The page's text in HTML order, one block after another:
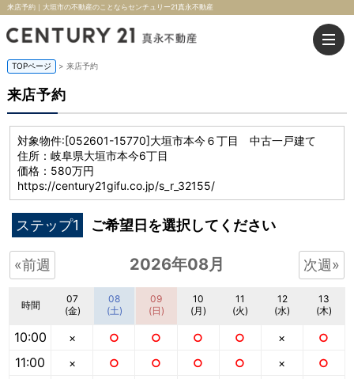
来店予約｜大垣市の不動産のことならセンチュリー21真永不動産
TOPページ > 来店予約
来店予約
対象物件:[052601-15770]大垣市本今６丁目 中古一戸建て
住所：岐阜県大垣市本今6丁目
価格：580万円
https://century21gifu.co.jp/s_r_32155/
ステップ1 ご希望日を選択してください
«前週 2026年08月 次週»
時間
10:00
11:00
07
(金)
×
×
08
(土)
○
○
09
(日)
○
○
10
(月)
○
○
11
(火)
○
○
12
(水)
×
×
13
(木)
○
○